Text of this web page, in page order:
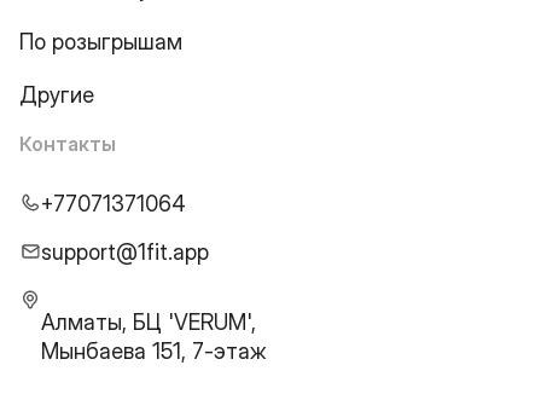
По розыгрышам
Другие
Контакты
+77071371064
support@1fit.app
Алматы, БЦ 'VERUM',
Мынбаева 151, 7-этаж